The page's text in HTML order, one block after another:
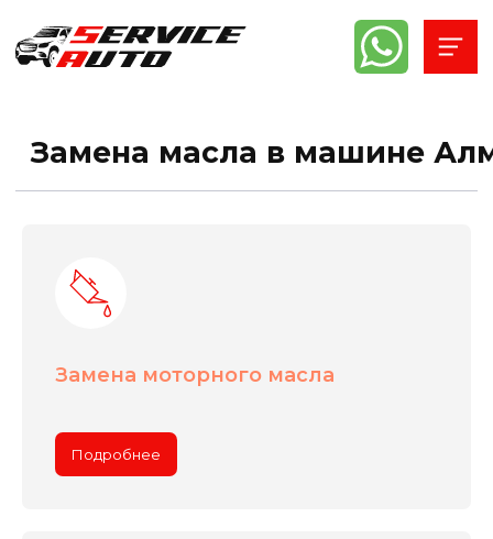
Замена моторного масла
Подробнее